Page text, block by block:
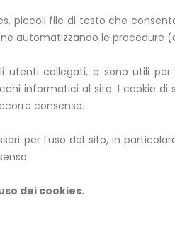
piccoli file di testo che
automatizzando le procedure
utenti collegati, e sono utili
informatici al sito. I cookie
consenso.
per l'uso del sito, in
dei cookies.